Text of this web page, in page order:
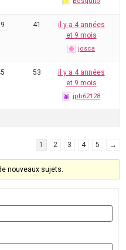
41
il y a 4 années
et 9 mois
josca
53
il y a 4 années
et 9 mois
jpb62128
1 2 3 4 5 →
nouveaux sujets.